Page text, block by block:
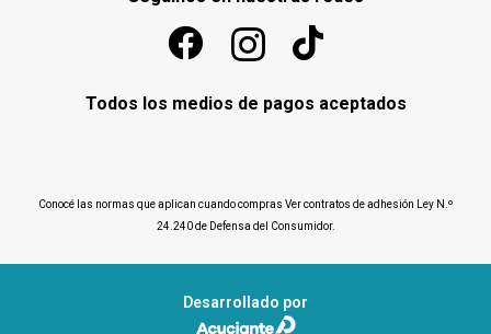
Todos los medios de pagos aceptados
Conocé las normas que aplican cuando compras Ver contratos de adhesión Ley N.º
24.240 de Defensa del Consumidor.
Desarrollado por